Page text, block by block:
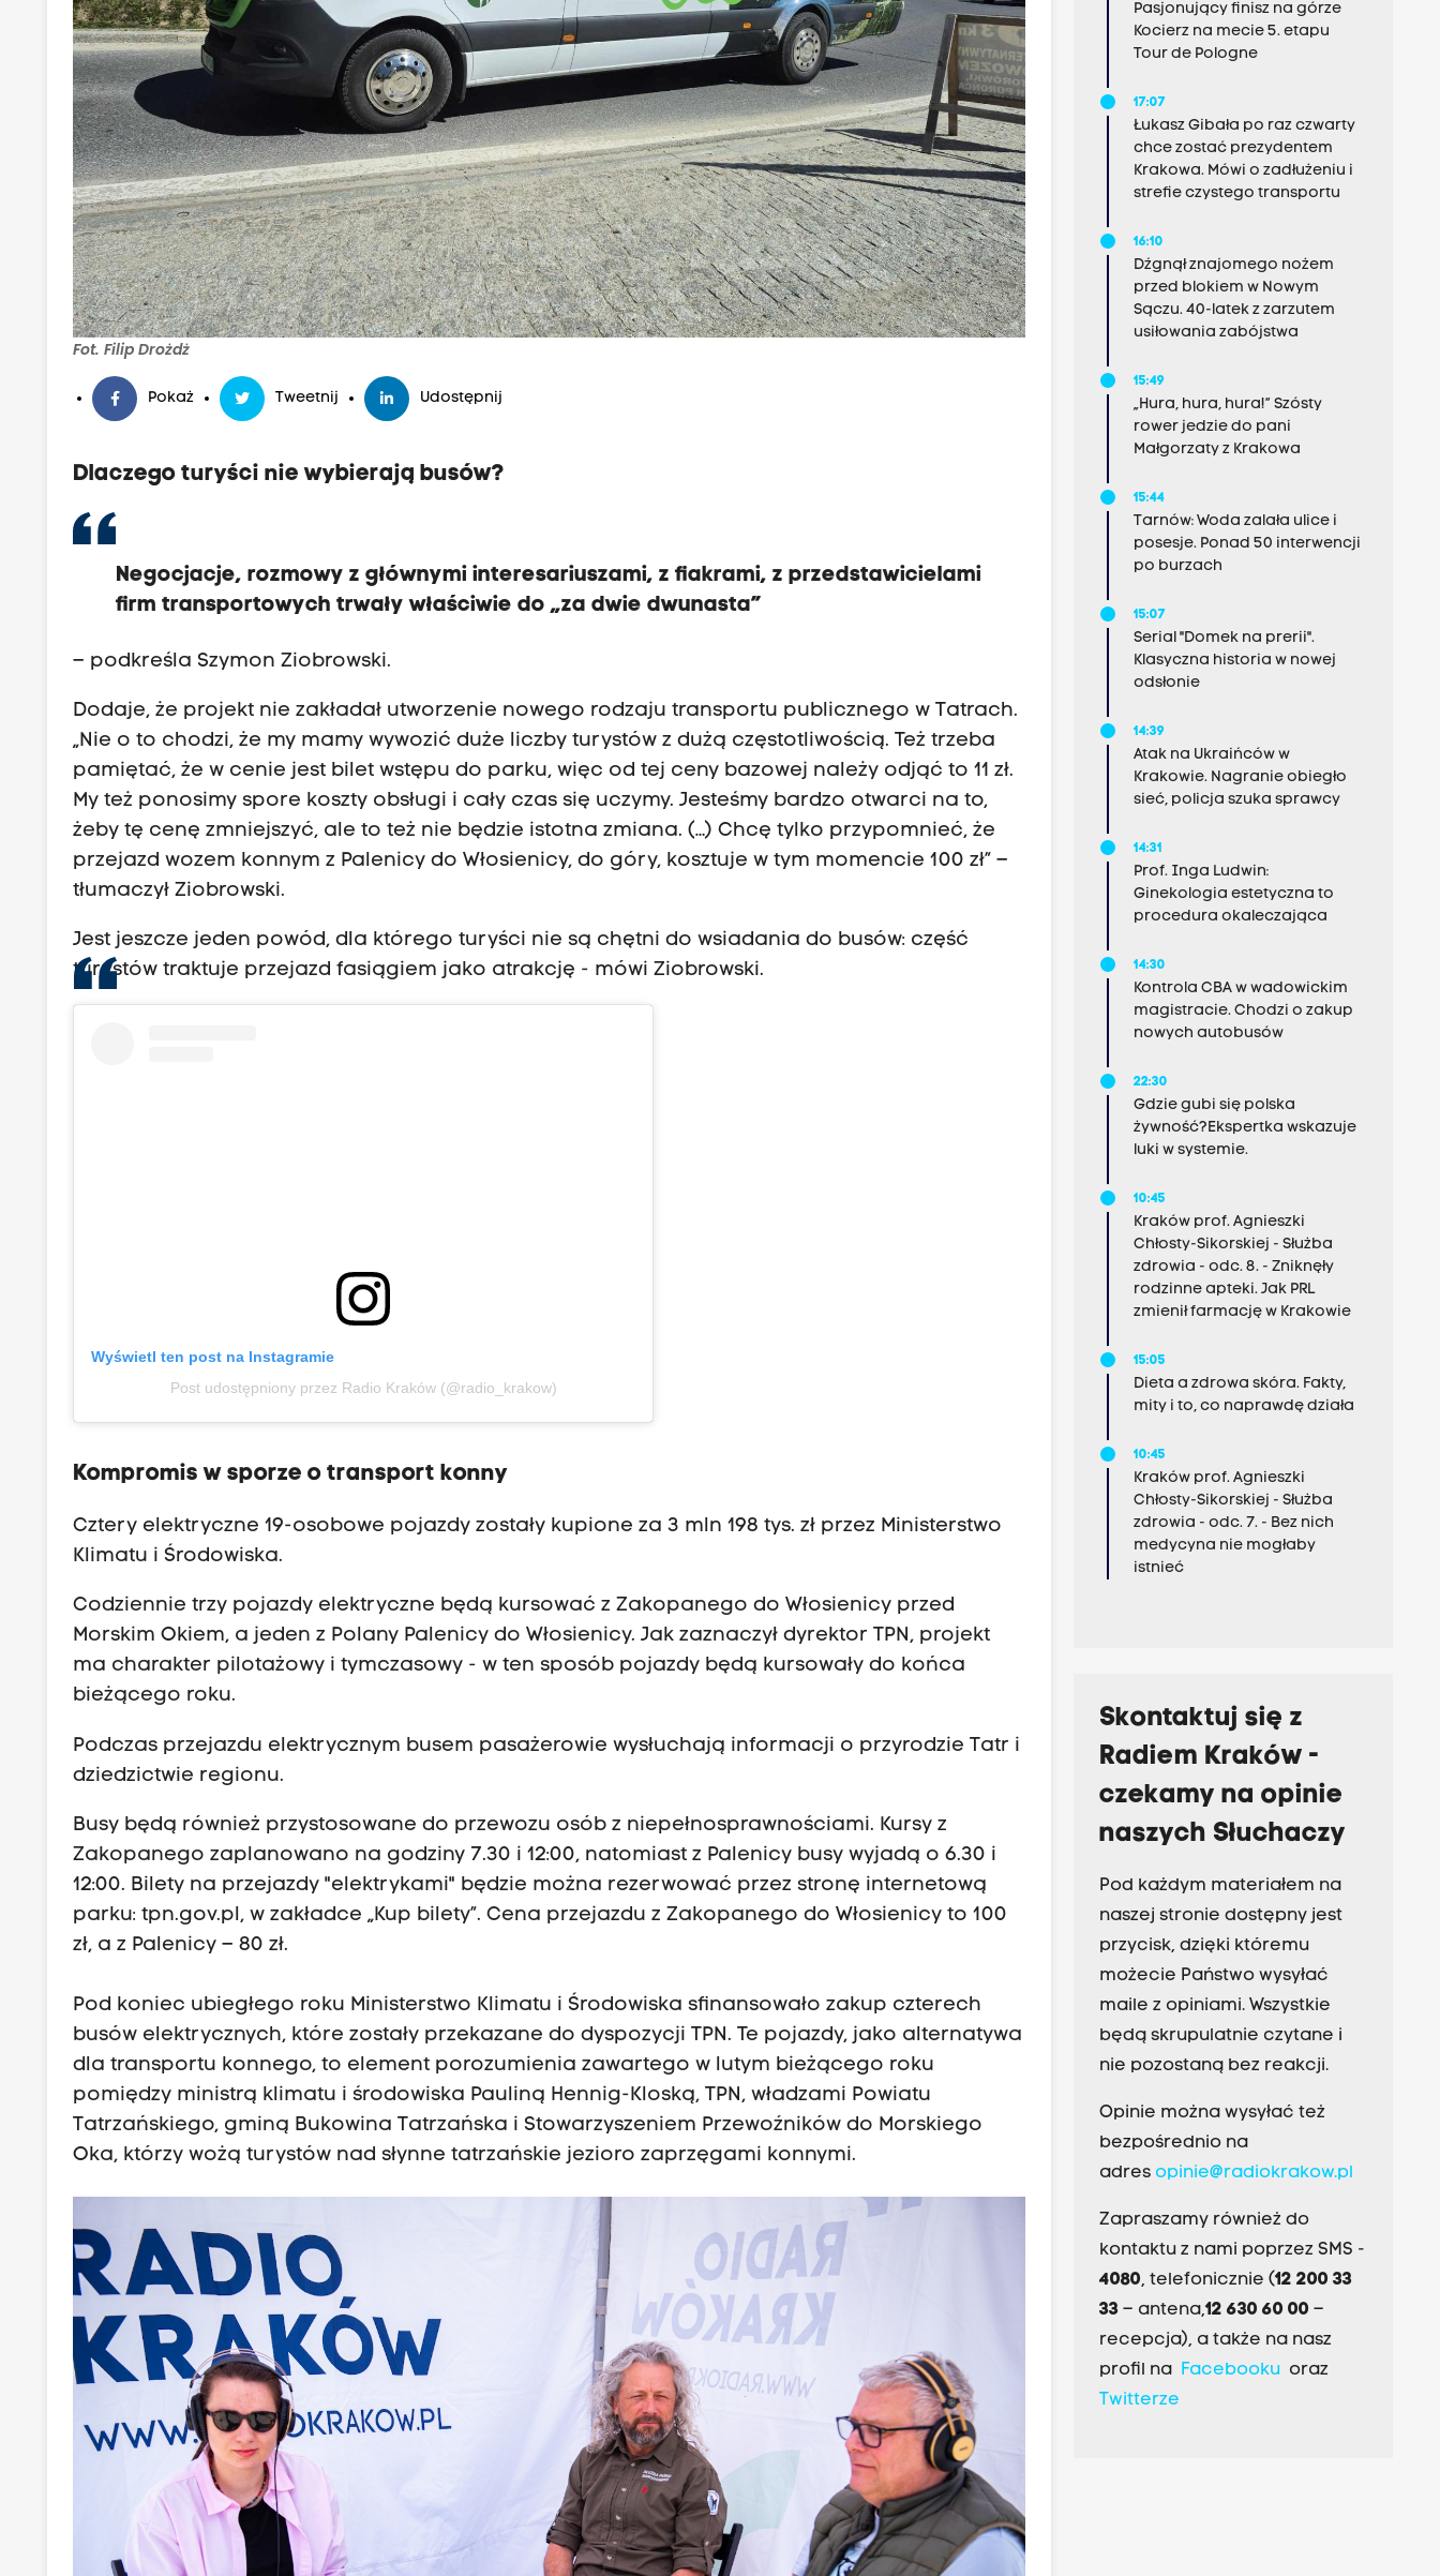
Fot. Filip Drożdż
Pokaż Tweetnij Udostępnij
Dlaczego turyści nie wybierają busów?
Negocjacje, rozmowy z głównymi interesariuszami, z fiakrami, z przedstawicielami
firm transportowych trwały właściwie do „za dwie dwunasta”
– podkreśla Szymon Ziobrowski.
Dodaje, że projekt nie zakładał utworzenie nowego rodzaju transportu publicznego w Tatrach.
„Nie o to chodzi, że my mamy wywozić duże liczby turystów z dużą częstotliwością. Też trzeba
pamiętać, że w cenie jest bilet wstępu do parku, więc od tej ceny bazowej należy odjąć to 11 zł.
My też ponosimy spore koszty obsługi i cały czas się uczymy. Jesteśmy bardzo otwarci na to,
żeby tę cenę zmniejszyć, ale to też nie będzie istotna zmiana. (…) Chcę tylko przypomnieć, że
przejazd wozem konnym z Palenicy do Włosienicy, do góry, kosztuje w tym momencie 100 zł” –
tłumaczył Ziobrowski.
Jest jeszcze jeden powód, dla którego turyści nie są chętni do wsiadania do busów: część
turystów traktuje przejazd fasiągiem jako atrakcję - mówi Ziobrowski.
Wyświetl ten post na Instagramie
Post udostępniony przez Radio Kraków (@radio_krakow)
Kompromis w sporze o transport konny
Cztery elektryczne 19-osobowe pojazdy zostały kupione za 3 mln 198 tys. zł przez Ministerstwo
Klimatu i Środowiska.
Codziennietrzy pojazdy elektryczne będą kursować z Zakopanego do Włosienicy przed
Morskim Okiem, a jeden z Polany Palenicy do Włosienicy. Jak zaznaczył dyrektor TPN, projekt
ma charakter pilotażowy i tymczasowy - w ten sposób pojazdy będą kursowały do końca
bieżącego roku.
Podczas przejazdu elektrycznym busem pasażerowie wysłuchają informacji o przyrodzie Tatr i
dziedzictwie regionu.
Busy będą również przystosowane do przewozu osób z niepełnosprawnościami. Kursy z
Zakopanego zaplanowano na godziny 7.30 i 12:00, natomiast z Palenicy busy wyjadą o 6.30 i
12:00. Bilety na przejazdy "elektrykami" będzie można rezerwować przez stronę internetową
parku: tpn.gov.pl, w zakładce „Kup bilety”. Cena przejazdu z Zakopanego do Włosienicy to 100
zł, a z Palenicy – 80 zł.
Pod koniec ubiegłego roku Ministerstwo Klimatu i Środowiska sfinansowało zakup czterech
busów elektrycznych, które zostały przekazane do dyspozycji TPN. Te pojazdy, jako alternatywa
dla transportu konnego, to element porozumienia zawartego w lutym bieżącego roku
pomiędzy ministrą klimatu i środowiska Pauliną Hennig-Kloską, TPN, władzami Powiatu
Tatrzańskiego, gminą Bukowina Tatrzańska i Stowarzyszeniem Przewoźników do Morskiego
Oka, którzy wożą turystów nad słynne tatrzańskie jezioro zaprzęgami konnymi.
Pasjonujący finisz na górze
Kocierz na mecie 5. etapu
Tour de Pologne
17:07
Łukasz Gibała po raz czwarty
chce zostać prezydentem
Krakowa. Mówi o zadłużeniu i
strefie czystego transportu
16:10
Dźgnął znajomego nożem
przed blokiem w Nowym
Sączu. 40-latek z zarzutem
usiłowania zabójstwa
15:49
„Hura, hura, hura!” Szósty
rower jedzie do pani
Małgorzaty z Krakowa
15:44
Tarnów: Woda zalała ulice i
posesje. Ponad 50 interwencji
po burzach
15:07
Serial "Domek na prerii".
Klasyczna historia w nowej
odsłonie
14:39
Atak na Ukraińców w
Krakowie. Nagranie obiegło
sieć, policja szuka sprawcy
14:31
Prof. Inga Ludwin:
Ginekologia estetyczna to
procedura okaleczająca
14:30
Kontrola CBA w wadowickim
magistracie. Chodzi o zakup
nowych autobusów
22:30
Gdzie gubi się polska
żywność?Ekspertka wskazuje
luki w systemie.
10:45
Kraków prof. Agnieszki
Chłosty-Sikorskiej - Służba
zdrowia - odc. 8. - Zniknęły
rodzinne apteki. Jak PRL
zmienił farmację w Krakowie
15:05
Dieta a zdrowa skóra. Fakty,
mity i to, co naprawdę działa
10:45
Kraków prof. Agnieszki
Chłosty-Sikorskiej - Służba
zdrowia - odc. 7. - Bez nich
medycyna nie mogłaby
istnieć
Skontaktuj się z
Radiem Kraków -
czekamy na opinie
naszych Słuchaczy
Pod każdym materiałem na
naszej stronie dostępny jest
przycisk, dzięki któremu
możecie Państwo wysyłać
maile z opiniami. Wszystkie
będą skrupulatnie czytane i
nie pozostaną bez reakcji.
Opinie można wysyłać też
bezpośrednio na
adres opinie@radiokrakow.pl
Zapraszamy również do
kontaktu z nami poprzez SMS -
4080, telefonicznie (12 200 33
33– antena,12 630 60 00 –
recepcja), a także na nasz
profil na Facebookuoraz
Twitterze